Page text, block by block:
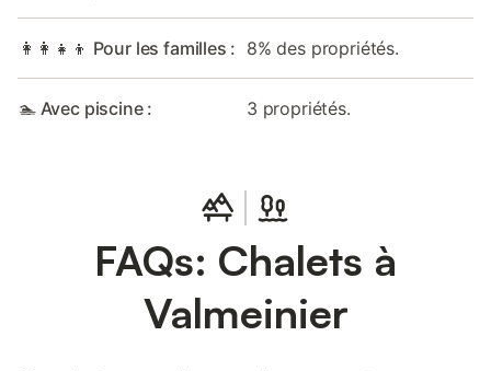
👩‍👩‍👧‍👦 Pour les familles : 8% des propriétés.
🏊 Avec piscine : 3 propriétés.
FAQs: Chalets à
Valmeinier